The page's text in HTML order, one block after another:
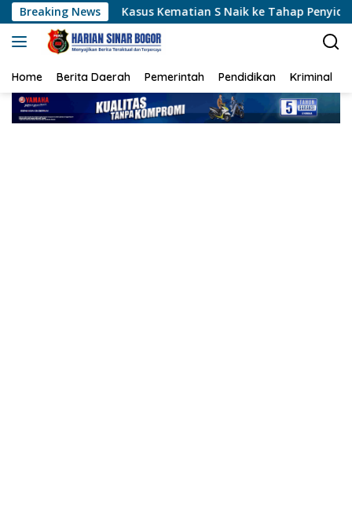
Langsung
ke
konten
Breaking News
Kasus Kematian S Naik ke Tahap Penyidikan, Polisi
Home Berita Daerah Pemerintah Pendidikan Kriminal